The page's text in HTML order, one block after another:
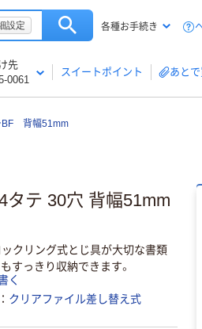
設定 各種お手続き
先
0061
スイートポイント あとで
BF 背幅51mm
タテ 30穴 背幅51mm
クリング式とじ具が大切な書類
すっきり収納できます。
く
クリアファイル差し替え式